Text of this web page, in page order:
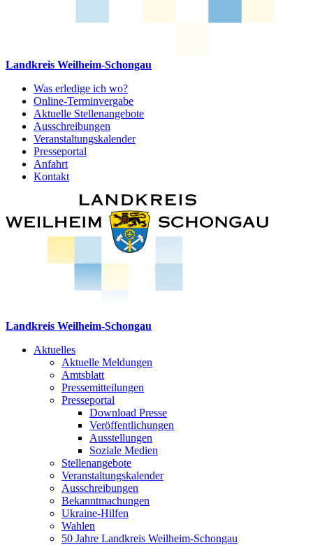
Landkreis Weilheim-Schongau
Was erledige ich wo?
Online-Terminvergabe
Aktuelle Stellenangebote
Ausschreibungen
Veranstaltungskalender
Presseportal
Anfahrt
Kontakt
Landkreis Weilheim-Schongau
Aktuelles
Aktuelle Meldungen
Amtsblatt
Pressemitteilungen
Presseportal
Download Presse
Veröffentlichungen
Ausstellungen
Soziale Medien
Stellenangebote
Veranstaltungskalender
Ausschreibungen
Bekanntmachungen
Ukraine-Hilfen
Wahlen
50 Jahre Landkreis Weilheim-Schongau